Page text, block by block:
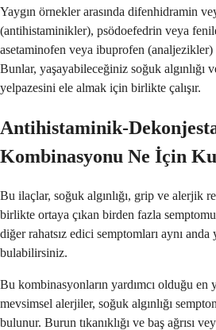
Yaygın örnekler arasında difenhidramin
(antihistaminikler), psödoefedrin veya
asetaminofen veya ibuprofen
Bunlar, yaşayabileceğiniz soğuk algınlığı
yelpazesini ele almak için birlikte çalışır.
Antihistaminik-
Kombinasyonu Ne İçin
Bu ilaçlar, soğuk algınlığı, grip ve alerjik
birlikte ortaya çıkan birden fazla
diğer rahatsız edici semptomları aynı anda
bulabilirsiniz.
Bu kombinasyonların yardımcı olduğu en
mevsimsel alerjiler, soğuk algınlığı
bulunur. Burun tıkanıklığı ve baş ağrısı